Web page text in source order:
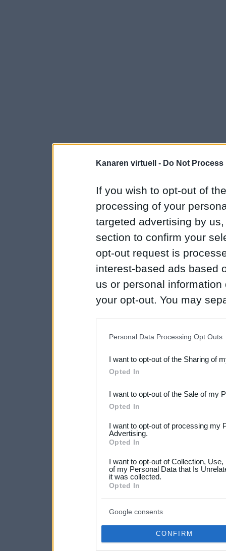
Kanaren virtuell - Do Not
If you wish to opt-out of
processing of your
targeted advertising by
section to confirm your
opt-out request is
interest-based ads based
us or personal
your opt-out. You may
Downstream Participants
third parties.
Please note that this
not limited to your visit or
grant or deny consent to
your data for below
consent section.
Personal Data Processing Opt Outs
I want to opt-out of the Sharing of
Opted In
I want to opt-out of the Sale of my
Opted In
I want to opt-out of processing my
Advertising.
Opted In
I want to opt-out of Collection,
of my Personal Data that Is
it was collected.
Opted In
Google consents
CONFIRM